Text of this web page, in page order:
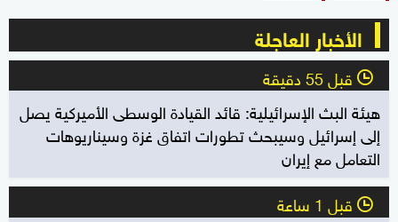
الأخبار العاجلة
l قبل 55 دقيقة
هيئة البث الإسرائيلية: قائد القيادة الوسطى الأميركية يصل
إلى إسرائيل وسيبحث تطورات اتفاق غزة وسيناريوهات
التعامل مع إيران
l قبل 1 ساعة